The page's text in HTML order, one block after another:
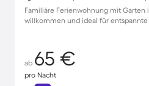
Familiäre Ferienwohnung mit Garten
willkommen und ideal für entspannte
ab 65 €
pro Nacht